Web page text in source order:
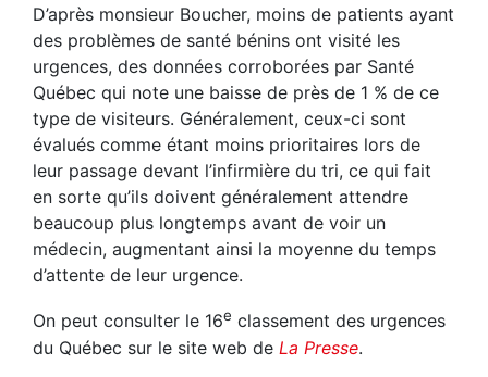
D’après monsieur Boucher, moins de patients ayant
des problèmes de santé bénins ont visité les
urgences, des données corroborées par Santé
Québec qui note une baisse de près de 1 % de ce
type de visiteurs. Généralement, ceux-ci sont
évalués comme étant moins prioritaires lors de
leur passage devant l’infirmière du tri, ce qui fait
en sorte qu’ils doivent généralement attendre
beaucoup plus longtemps avant de voir un
médecin, augmentant ainsi la moyenne du temps
d’attente de leur urgence.
On peut consulter le 16e classement des urgences
du Québec sur le site web de La Presse.